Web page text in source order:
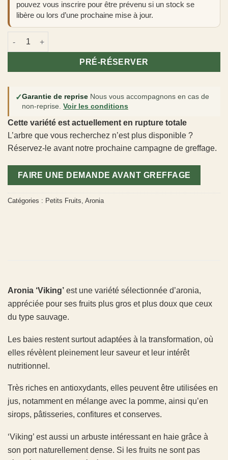
pouvez vous inscrire pour être prévenu si un stock se
libère ou lors d’une prochaine mise à jour.
quantité de Aronia 'Viking'
PRÉ-RÉSERVER
✓Garantie de reprise Nous vous accompagnons en cas de
non-reprise. Voir les conditions
Cette variété est actuellement en rupture totale
L’arbre que vous recherchez n’est plus disponible ?
Réservez-le avant notre prochaine campagne de greffage.
FAIRE UNE DEMANDE AVANT GREFFAGE
Catégories : Petits Fruits, Aronia
Aronia ‘Viking’ est une variété sélectionnée d’aronia,
appréciée pour ses fruits plus gros et plus doux que ceux
du type sauvage.
Les baies restent surtout adaptées à la transformation, où
elles révèlent pleinement leur saveur et leur intérêt
nutritionnel.
Très riches en antioxydants, elles peuvent être utilisées en
jus, notamment en mélange avec la pomme, ainsi qu’en
sirops, pâtisseries, confitures et conserves.
‘Viking’ est aussi un arbuste intéressant en haie grâce à
son port naturellement dense. Si les fruits ne sont pas